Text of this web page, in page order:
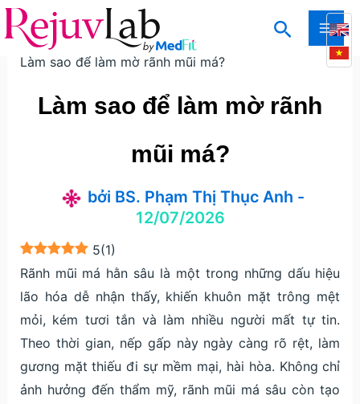
Nhảy
tới
Tìm
kiếm
Trang chủ Kiến thức
Kiến thức thẩm mỹ da
Làm sao để làm mờ rãnh mũi má?
Làm sao để làm mờ rãnh
mũi má?
bởi BS. Phạm Thị Thục Anh -
12/07/2026
5(1)
Rãnh mũi má hằn sâu là một trong những dấu hiệu
lão hóa dễ nhận thấy, khiến khuôn mặt trông mệt
mỏi, kém tươi tắn và làm nhiều người mất tự tin.
Theo thời gian, nếp gấp này ngày càng rõ rệt, làm
gương mặt thiếu đi sự mềm mại, hài hòa. Không chỉ
ảnh hưởng đến thẩm mỹ, rãnh mũi má sâu còn tạo